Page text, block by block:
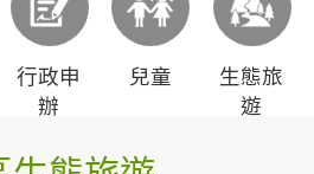
行政申
辦
兒童
生態旅
遊